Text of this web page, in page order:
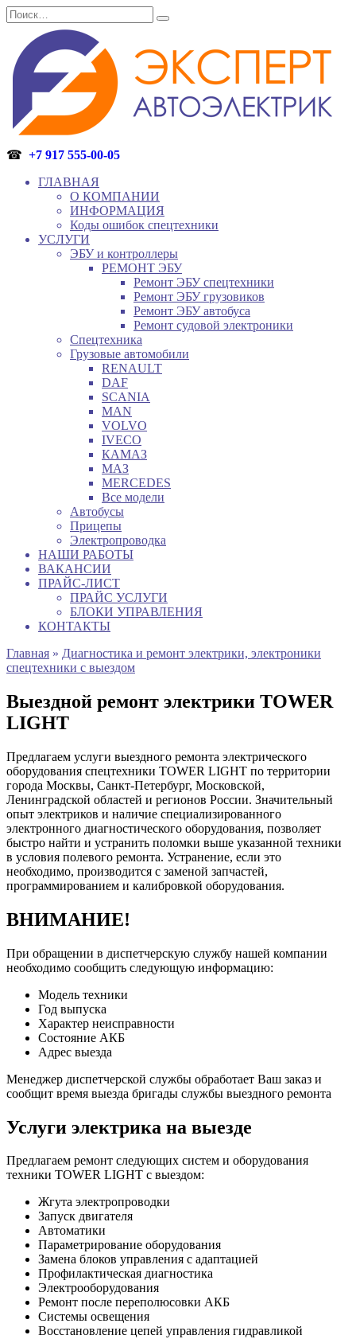
Перейти
к
содержанию
Search
for:
☎ +7 917 555-00-05
ГЛАВНАЯ
О КОМПАНИИ
ИНФОРМАЦИЯ
Коды ошибок спецтехники
УСЛУГИ
ЭБУ и контроллеры
РЕМОНТ ЭБУ
Ремонт ЭБУ спецтехники
Ремонт ЭБУ грузовиков
Ремонт ЭБУ автобуса
Ремонт судовой электроники
Спецтехника
Грузовые автомобили
RENAULT
DAF
SCANIA
MAN
VOLVO
IVECO
КАМАЗ
МАЗ
MERCEDES
Все модели
Автобусы
Прицепы
Электропроводка
НАШИ РАБОТЫ
ВАКАНСИИ
ПРАЙС-ЛИСТ
ПРАЙС УСЛУГИ
БЛОКИ УПРАВЛЕНИЯ
КОНТАКТЫ
Главная » Диагностика и ремонт электрики, электроники
спецтехники с выездом
Выездной ремонт электрики TOWER
LIGHT
Предлагаем услуги выездного ремонта электрического
оборудования спецтехники TOWER LIGHT по территории
города Москвы, Санкт-Петербург, Московской,
Ленинградской областей и регионов России. Значительный
опыт электриков и наличие специализированного
электронного диагностического оборудования, позволяет
быстро найти и устранить поломки выше указанной техники
в условия полевого ремонта. Устранение, если это
необходимо, производится с заменой запчастей,
программированием и калибровкой оборудования.
ВНИМАНИЕ!
При обращении в диспетчерскую службу нашей компании
необходимо сообщить следующую информацию:
Модель техники
Год выпуска
Характер неисправности
Состояние АКБ
Адрес выезда
Менеджер диспетчерской службы обработает Ваш заказ и
сообщит время выезда бригады службы выездного ремонта
Услуги электрика на выезде
Предлагаем ремонт следующих систем и оборудования
техники TOWER LIGHT с выездом:
Жгута электропроводки
Запуск двигателя
Автоматики
Параметрирование оборудования
Замена блоков управления с адаптацией
Профилактическая диагностика
Электрооборудования
Ремонт после переполюсовки АКБ
Системы освещения
Восстановление цепей управления гидравликой